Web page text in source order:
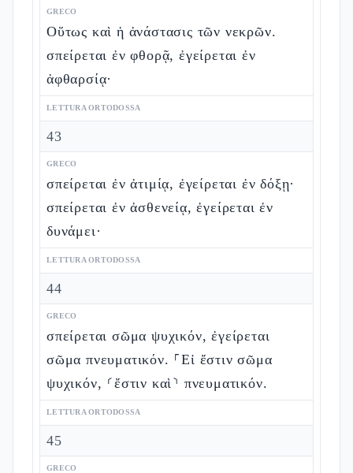
GRECO
Οὕτως καὶ ἡ ἀνάστασις τῶν νεκρῶν.
σπείρεται ἐν φθορᾷ, ἐγείρεται ἐν
ἀφθαρσίᾳ·
LETTURA ORTODOSSA
43
GRECO
σπείρεται ἐν ἀτιμίᾳ, ἐγείρεται ἐν δόξῃ·
σπείρεται ἐν ἀσθενείᾳ, ἐγείρεται ἐν
δυνάμει·
LETTURA ORTODOSSA
44
GRECO
σπείρεται σῶμα ψυχικόν, ἐγείρεται
σῶμα πνευματικόν. ⸀Εἰ ἔστιν σῶμα
ψυχικόν, ⸂ἔστιν καὶ⸃ πνευματικόν.
LETTURA ORTODOSSA
45
GRECO